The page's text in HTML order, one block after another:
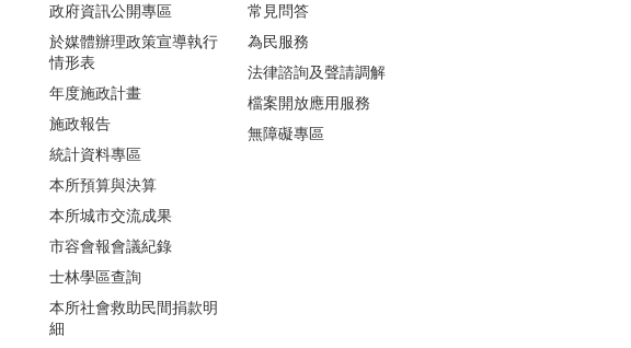
政府資訊公開專區
於媒體辦理政策宣導執行
情形表
年度施政計畫
施政報告
統計資料專區
本所預算與決算
本所城市交流成果
市容會報會議紀錄
士林學區查詢
本所社會救助民間捐款明
細
常見問答
為民服務
法律諮詢及聲請調解
檔案開放應用服務
無障礙專區